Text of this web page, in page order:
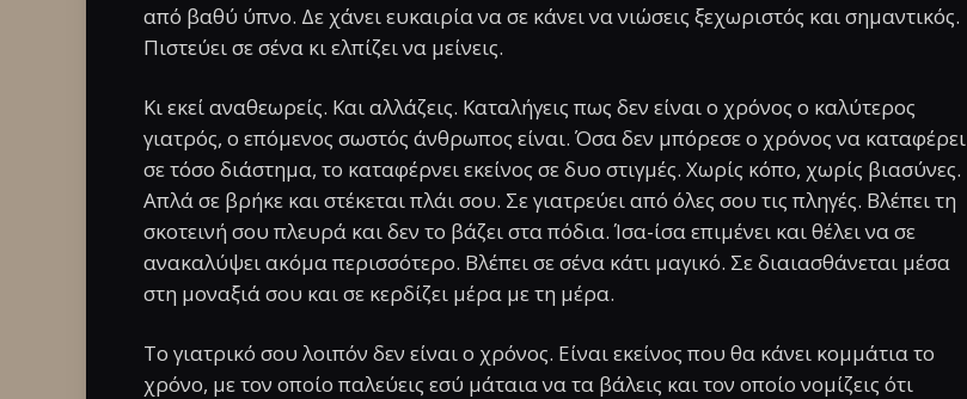
από βαθύ ύπνο. Δε χάνει ευκαιρία να σε κάνει να νιώσεις ξεχωριστός και σημαντικός.
Πιστεύει σε σένα κι ελπίζει να μείνεις.
Κι εκεί αναθεωρείς. Και αλλάζεις. Καταλήγεις πως δεν είναι ο χρόνος ο καλύτερος
γιατρός, ο επόμενος σωστός άνθρωπος είναι. Όσα δεν μπόρεσε ο χρόνος να καταφέρει
σε τόσο διάστημα, το καταφέρνει εκείνος σε δυο στιγμές. Χωρίς κόπο, χωρίς βιασύνες.
Απλά σε βρήκε και στέκεται πλάι σου. Σε γιατρεύει από όλες σου τις πληγές. Βλέπει τη
σκοτεινή σου πλευρά και δεν το βάζει στα πόδια. Ίσα-ίσα επιμένει και θέλει να σε
ανακαλύψει ακόμα περισσότερο. Βλέπει σε σένα κάτι μαγικό. Σε διαιασθάνεται μέσα
στη μοναξιά σου και σε κερδίζει μέρα με τη μέρα.
Το γιατρικό σου λοιπόν δεν είναι ο χρόνος. Είναι εκείνος που θα κάνει κομμάτια το
χρόνο, με τον οποίο παλεύεις εσύ μάταια να τα βάλεις και τον οποίο νομίζεις ότι